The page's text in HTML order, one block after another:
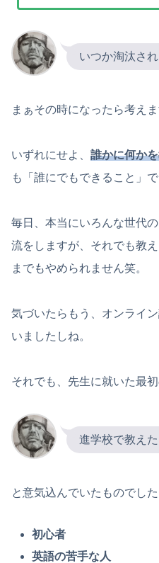
いつか淘汰さ
まぁその時になったら考えま
いずれにせよ、 誰かに何か
も「誰にでもできること」
毎日、本当にいろんな世代
流をしますが、それでも教
までもやめられません笑。
気づいたらもう、オンライ
いましたしね。
それでも、先生に就いた最初
進学校で教えた
と意気込んでいたものでした
初心者
英語の苦手な人